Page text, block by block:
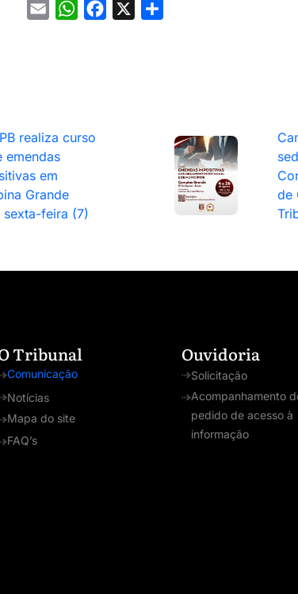
Email WhatsAppFacebook
realiza curso
emendas
em
Grande
sexta-feira (7)
de
Tribunal
Comunicação
Notícias
Mapa do site
FAQ’s
Ouvidoria
Solicitação
Acompanhamento
pedido de acesso à
informação